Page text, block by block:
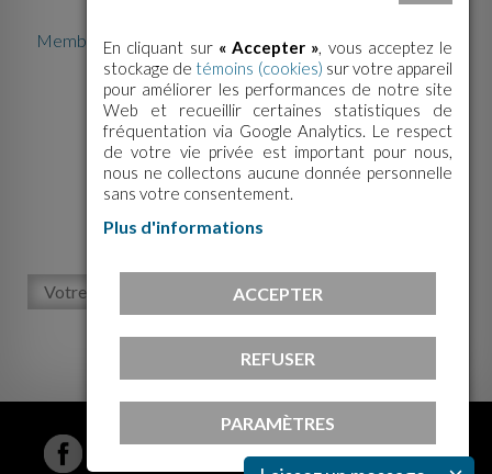
Membre de la Fédération des centres d'action bénévole
du Québec
ABONNEZ-VOUS À NOTRE
M'inscrire
© 2026 Le Centre d'action bénévole de Gatineau |
Tous droits réservés. | Conception Web :ViGlob
En cliquant sur « Accepter », vous acceptez le
stockage de témoins (cookies) sur votre appareil
pour améliorer les performances de notre site
Web et recueillir certaines statistiques de
fréquentation via Google Analytics. Le respect
de votre vie privée est important pour nous,
nous ne collectons aucune donnée personnelle
sans votre consentement.
Plus d'informations
ACCEPTER
REFUSER
PARAMÈTRES